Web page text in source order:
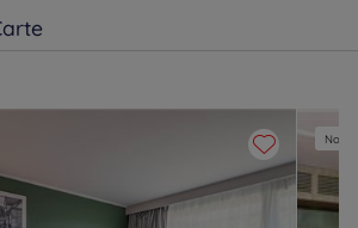
Hôtels Ludres
Metz